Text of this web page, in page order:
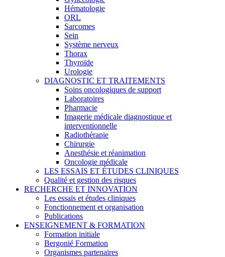
Hématologie
ORL
Sarcomes
Sein
Système nerveux
Thorax
Thyroïde
Urologie
DIAGNOSTIC ET TRAITEMENTS
Soins oncologiques de support
Laboratoires
Pharmacie
Imagerie médicale diagnostique et
interventionnelle
Radiothérapie
Chirurgie
Anesthésie et réanimation
Oncologie médicale
LES ESSAIS ET ÉTUDES CLINIQUES
Qualité et gestion des risques
RECHERCHE ET INNOVATION
Les essais et études cliniques
Fonctionnement et organisation
Publications
ENSEIGNEMENT & FORMATION
Formation initiale
Bergonié Formation
Organismes partenaires